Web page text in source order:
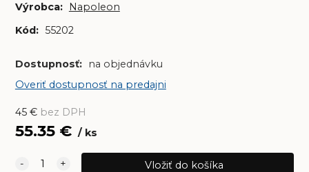
Výrobca:
Napoleon
Kód: 55202
Dostupnosť:
na objednávku
Overiť dostupnosť na predajni
45€ bez DPH
55.35€ ks